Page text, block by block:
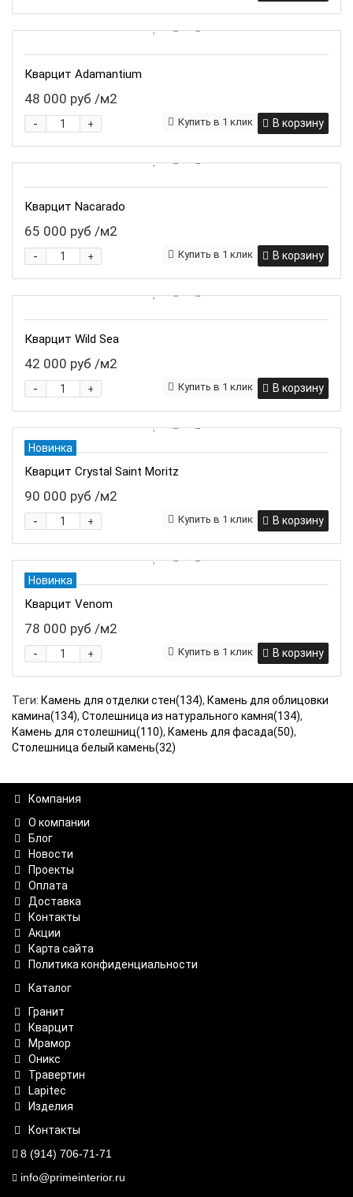
Кварцит Adamantium
48 000 руб /м2
+
- В корзину
Купить в 1 клик
Кварцит Nacarado
65 000 руб /м2
+
- В корзину
Купить в 1 клик
Кварцит Wild Sea
42 000 руб /м2
+
- В корзину
Купить в 1 клик
Новинка
Кварцит Crystal Saint Moritz
90 000 руб /м2
+
- В корзину
Купить в 1 клик
Новинка
Кварцит Venom
78 000 руб /м2
+
- В корзину
Купить в 1 клик
Теги: Камень для отделки стен(134), Камень для облицовки
камина(134), Столешница из натурального камня(134),
Камень для столешниц(110), Камень для фасада(50),
Столешница белый камень(32)
Компания
О компании
Блог
Новости
Проекты
Оплата
Доставка
Контакты
Акции
Карта сайта
Политика конфиденциальности
Каталог
Гранит
Кварцит
Мрамор
Оникс
Травертин
Lapitec
Изделия
Контакты
8 (914) 706-71-71
info@primeinterior.ru